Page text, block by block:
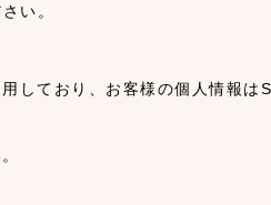
い。
しており、お客様の個人情報は